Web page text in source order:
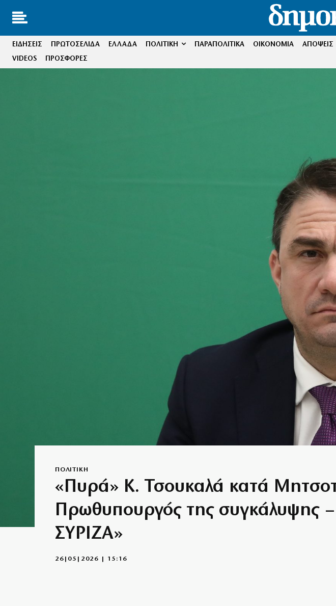
ΕΙΔΗΣΕΙΣ ΠΡΩΤΟΣΕΛΙΔΑ ΕΛΛΑΔΑ ΠΟΛΙΤΙΚΗ ΠΑΡΑΠΟΛΙΤΙΚΑ ΟΙΚΟΝΟΜΙΑ ΑΠΟΨΕΙΣ
VIDEOS
ΠΡΟΣΦΟΡΕΣ
ΠΟΛΙΤΙΚΗ
«Πυρά» Κ. Τσουκαλά κατά
Πρωθυπουργός της συγκάλυψης
ΣΥΡΙΖΑ»
26|05|2026 | 15:16